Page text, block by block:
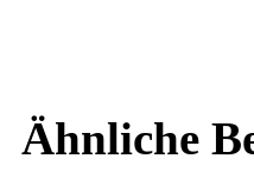
Ähnliche